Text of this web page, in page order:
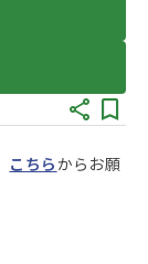
こちらからお願